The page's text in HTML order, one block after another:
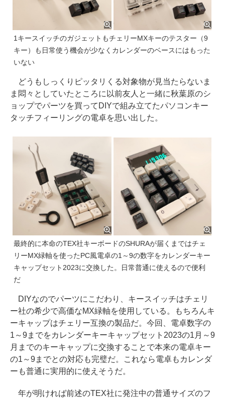
1キースイッチのガジェットもチェリーMXキーのテスター（9
キー）も日常使う機会が少なくカレンダーのベースにはもった
いない
どうもしっくりピッタリくる対象物が見当たらないま
ま悶々としていたところに以前友人と一緒に秋葉原のシ
ョップでパーツを買ってDIYで組み立てたパソコンキー
タッチフィーリングの電卓を思い出した。
最終的に本命のTEX社キーボードのSHURAが届くまではチェ
リーMX緑軸を使ったPC風電卓の1～9の数字をカレンダーキー
キャップセット2023に交換した。日常普通に使えるので便利
だ
DIYなのでパーツにこだわり、キースイッチはチェリ
ー社の希少で高価なMX緑軸を使用している。もちろんキ
ーキャップはチェリー互換の製品だ。今回、電卓数字の
1～9までをカレンダーキーキャップセット2023の1月～9
月までのキーキャップに交換することで本来の電卓キー
の1～9までとの対応も完璧だ。これなら電卓もカレンダ
ーも普通に実用的に使えそうだ。
年が明ければ前述のTEX社に発注中の普通サイズのフ